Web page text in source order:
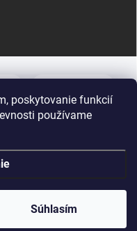
poskytovanie funkcií
používame
Súhlasím
práva vyhradené.Upraviť